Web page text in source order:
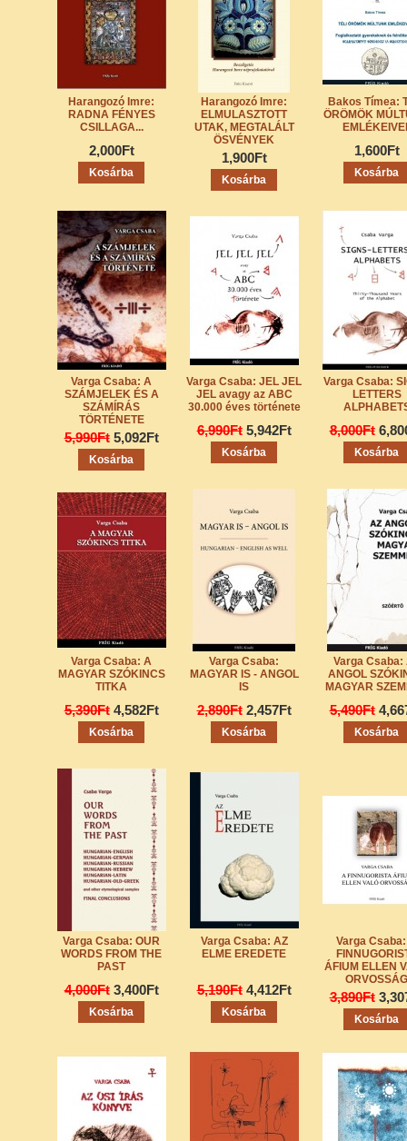
Harangozó Imre:
RADNA FÉNYES
CSILLAGA...
2,000Ft
Harangozó Imre:
ELMULASZTOTT
UTAK, MEGTALÁLT
ÖSVÉNYEK
1,900Ft
Bakos Tímea:
ÖRÖMÖK
1,600Ft
Varga Csaba: A
SZÁMJELEK ÉS A
SZÁMÍRÁS
TÖRTÉNETE
5,990Ft 5,092Ft
Varga Csaba: JEL JEL
JEL avagy az ABC
30.000 éves története
6,990Ft 5,942Ft
Varga Csaba:
LETTERS
8,000Ft
Varga Csaba: A
MAGYAR SZÓKINCS
TITKA
5,390Ft 4,582Ft
Varga Csaba:
MAGYAR IS - ANGOL
IS
2,890Ft 2,457Ft
Varga Csaba:
ANGOL
MAGYAR
5,490Ft
Varga Csaba: OUR
WORDS FROM THE
PAST
4,000Ft 3,400Ft
Varga Csaba: AZ
ELME EREDETE
5,190Ft 4,412Ft
Varga
ÁFIUM ELLEN
ORVOSSÁG
3,890Ft